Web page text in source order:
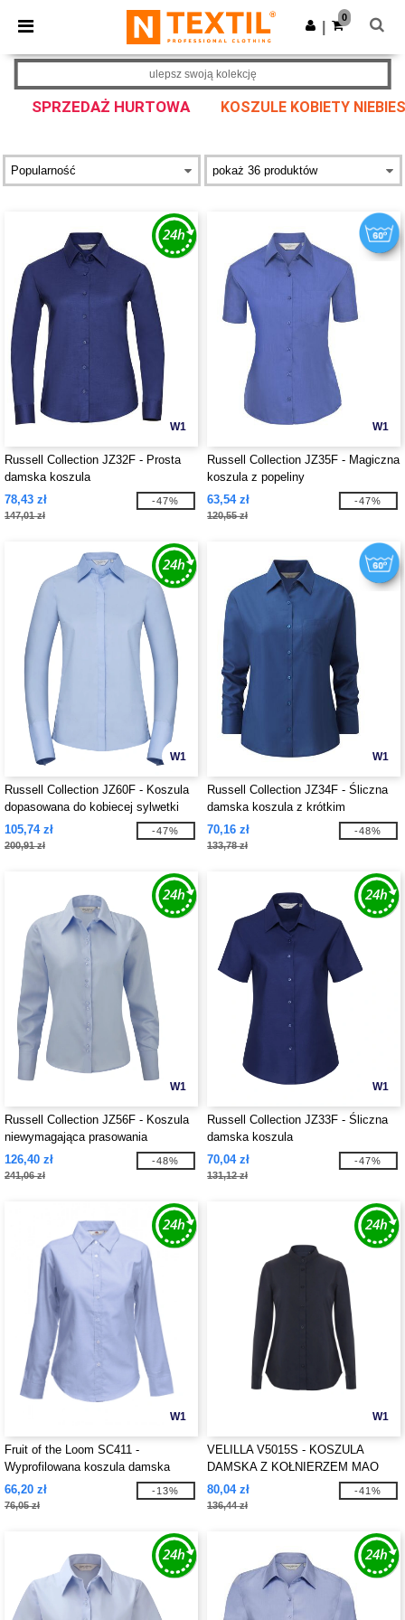
× Aplikacja Ntextil
Lepsze ceny w aplikacji!
Pobierz app
0
SPRZEDAŻ HURTOWA KOSZULE KOBIETY
ulepsz swoją kolekcję
W1
Russell Collection JZ32F - Prosta
damska koszula
78,43 zł
147,01 zł
-47%
W1
Russell Collection JZ35F - Magiczna
koszula z popeliny
63,54 zł
120,55 zł
-47%
W1
Russell Collection JZ60F - Koszula
dopasowana do kobiecej sylwetki
105,74 zł
200,91 zł
-47%
W1
Russell Collection JZ34F - Śliczna
damska koszula z krótkim
rękawkiem
70,16 zł
133,78 zł
-48%
W1
Russell Collection JZ56F - Koszula
niewymagająca prasowania
126,40 zł
241,06 zł
-48%
W1
Russell Collection JZ33F - Śliczna
damska koszula
70,04 zł
131,12 zł
-47%
W1
Fruit of the Loom SC411 -
Wyprofilowana koszula damska
66,20 zł
76,05 zł
-13%
W1
VELILLA V5015S - KOSZULA
DAMSKA Z KOŁNIERZEM MAO
80,04 zł
136,44 zł
-41%